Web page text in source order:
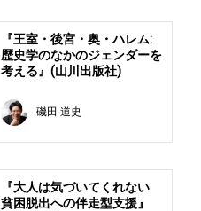
『王室・後宮・奥・ハレム:
歴史学のなかのジェンダーを
考える』(山川出版社)
磯田 道史
『大人は気づいてくれない
貧困脱出への伴走型支援』